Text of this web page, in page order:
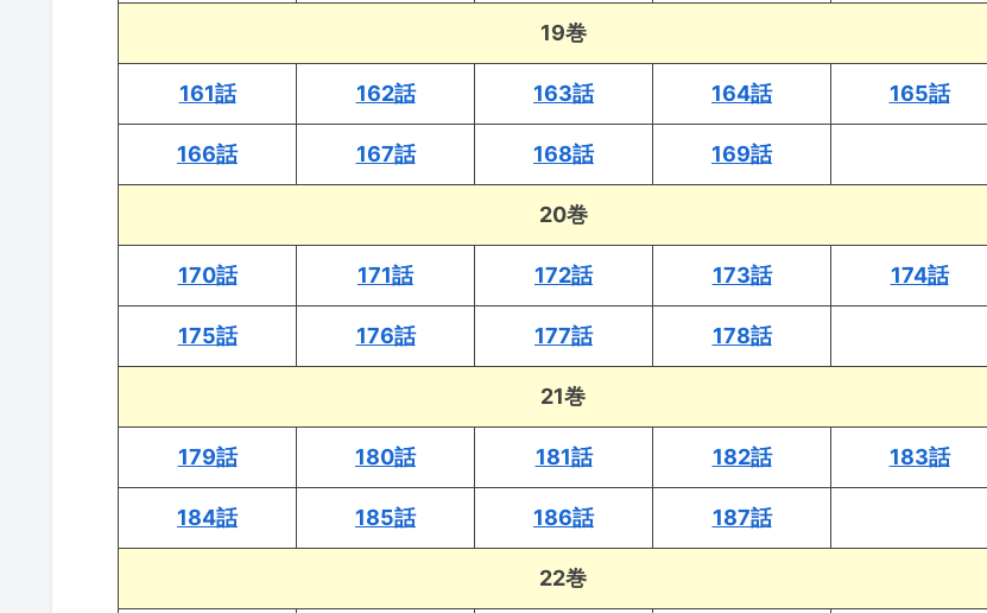
19巻
161話 162話 163話 164話 165話
166話 167話 168話 169話
20巻
170話 171話 172話 173話 174話
175話 176話 177話 178話
21巻
179話 180話 181話 182話 183話
184話 185話 186話 187話
22巻